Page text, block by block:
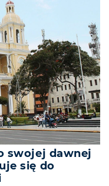
swojej dawnej
się do